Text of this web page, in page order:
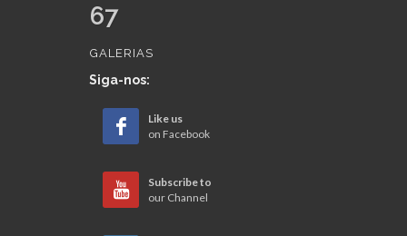
67
GALERIAS
Siga-nos:
Like us
on Facebook
Subscribe to
our Channel